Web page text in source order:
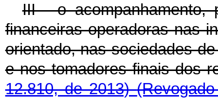
III - o acompanhamento,
financeiras operadoras nas
orientado, nas sociedades
e nos tomadores finais dos
12.810, de 2013)